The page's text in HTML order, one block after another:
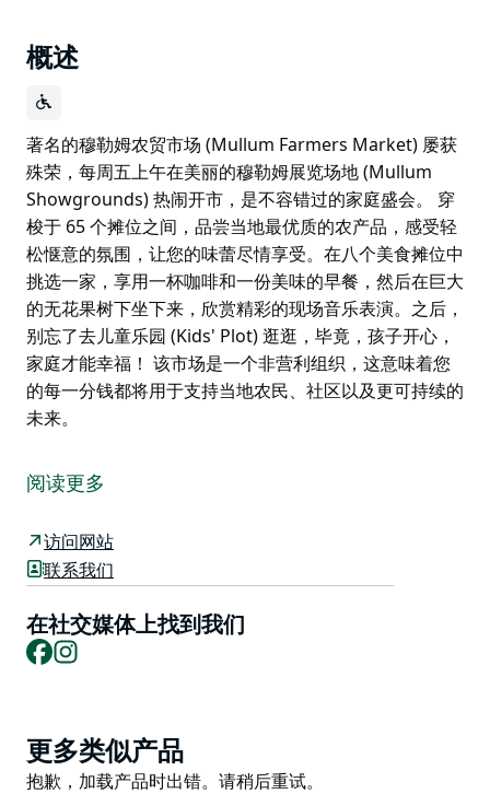
概述
著名的穆勒姆农贸市场 (Mullum Farmers Market) 屡获
殊荣，每周五上午在美丽的穆勒姆展览场地 (Mullum
Showgrounds) 热闹开市，是不容错过的家庭盛会。 穿
梭于 65 个摊位之间，品尝当地最优质的农产品，感受轻
松惬意的氛围，让您的味蕾尽情享受。在八个美食摊位中
挑选一家，享用一杯咖啡和一份美味的早餐，然后在巨大
的无花果树下坐下来，欣赏精彩的现场音乐表演。之后，
别忘了去儿童乐园 (Kids' Plot) 逛逛，毕竟，孩子开心，
家庭才能幸福！ 该市场是一个非营利组织，这意味着您
的每一分钱都将用于支持当地农民、社区以及更可持续的
未来。
殊荣，每周五上午在美丽的穆勒姆展览场地 (Mullum
Showgrounds) 热闹开市，是不容错过的家庭盛会。
穿梭于 65 个摊位之间，品尝当地最优质的农产品，感受
轻松惬意的氛围，让您的味蕾尽情享受。在八个美食摊位
中挑选一家，享用一杯咖啡和一份美味的早餐，然后在巨
大的无花果树下坐下来，欣赏精彩的现场音乐表演。之
后，别忘了去儿童乐园 (Kids' Plot) 逛逛，毕竟，孩子开
于支持当地农民、社区以及更可持续的未来。
阅读更多
访问网站
联系我们
在社交媒体上找到我们
Facebook
Product
List
更多类似产品
Product
抱歉，加载产品时出错。请稍后重试。